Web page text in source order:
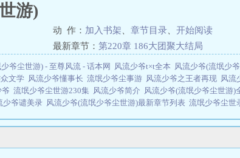
游)
动 作： 加入书架 章节目录
开始阅读
最新章节： 第220章 186大团聚大结局
爷尘世游) - 至尊风流 - 话本网 风流少爷t×t全本 风流少爷(流氓少
文学 风流少爷懂事长 流氓少爷尘事游 风流少爷之王者再现 风流
流氓少爷尘世游230集 风流少爷简介 风流少爷(流氓少爷尘世游)
少爷谴美录 风流少爷(流氓少爷尘世游)最新章节列表 流氓少爷尘世
者至尊风流风流少爷流氓少爷尘世游为什么不更新了风流少爷2
少爷尘世游第一节风流少爷(流氓少爷尘世游) 在线阅读风流少爷(